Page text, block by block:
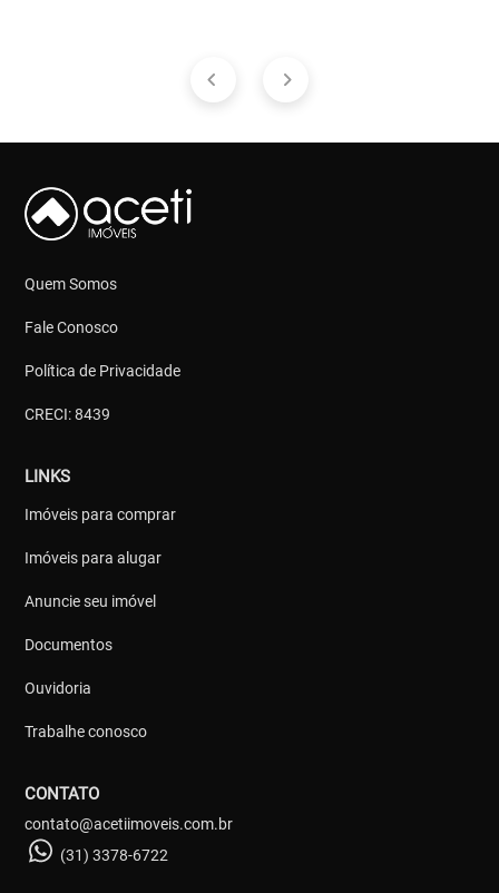
Quem Somos
Fale Conosco
Política de Privacidade
CRECI: 8439
LINKS
Imóveis para comprar
Imóveis para alugar
Anuncie seu imóvel
Documentos
Ouvidoria
Trabalhe conosco
CONTATO
contato@acetiimoveis.com.br
(31) 3378-6722